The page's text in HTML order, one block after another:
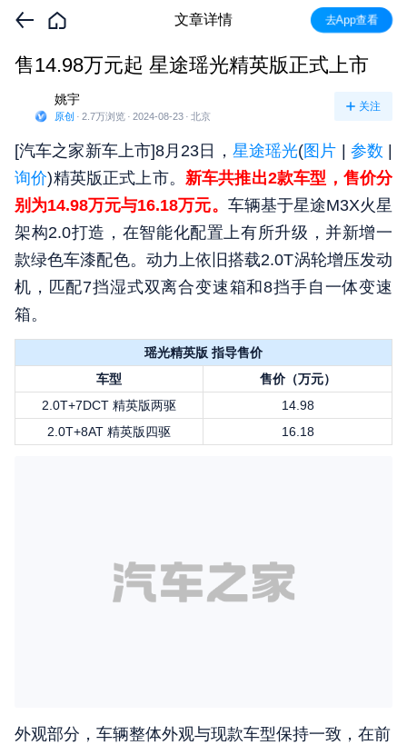
文章详情 去App查看
售14.98万元起 星途瑶光精英版正式上市
姚宇
原创 · 2.7万浏览 · 2024-08-23 · 北京
关注
[汽车之家新车上市]8月23日， 星途瑶光(图片 参数
询价)精英版正式上市。 新车共推出2款车型，售价分
别为14.98万元与16.18万元。 车辆基于星途M3X火星
架构2.0打造，在智能化配置上有所升级，并新增一
款绿色车漆配色。动力上依旧搭载2.0T涡轮增压发动
机，匹配7挡湿式双离合变速箱和8挡手自一体变速
箱。
瑶光精英版 指导售价
车型
售价（万元）
2.0T+7DCT 精英版两驱
14.98
2.0T+8AT 精英版四驱
16.18
外观部分，车辆整体外观与现款车型保持一致，在前